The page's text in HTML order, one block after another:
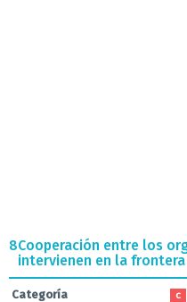
8Cooperación entre los
intervienen en la frontera
Categoría C